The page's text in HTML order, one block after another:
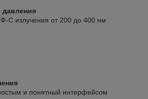
С излучения от 200 до 400 нм
и понятный интерфейсом